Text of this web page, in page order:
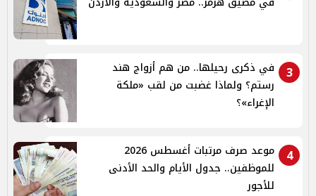
3
في ذكرى رحيلها.. من هم أزواج هند
رستم؟ ولماذا غضبت من لقب «ملكة
الإغراء»؟
4
موعد صرف مرتبات أغسطس 2026
للموظفين.. جدول الأيام والحد الأدنى
للأجور